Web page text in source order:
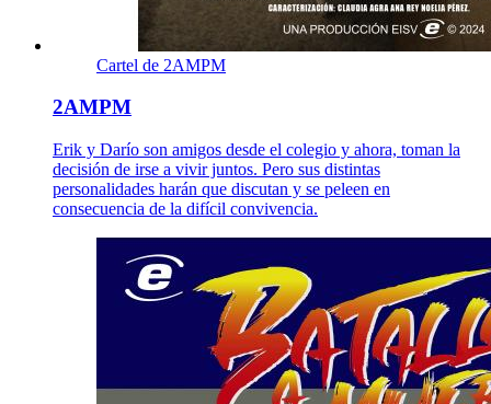
Cartel de 2AMPM
2AMPM
Erik y Darío son amigos desde el colegio y ahora, toman la
decisión de irse a vivir juntos. Pero sus distintas
personalidades harán que discutan y se peleen en
consecuencia de la difícil convivencia.